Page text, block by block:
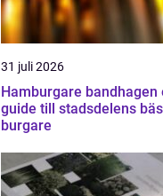
31 juli 2026
Hamburgare bandhagen en
guide till stadsdelens
burgare